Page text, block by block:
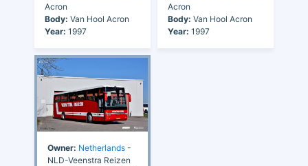
Acron
Body: Van Hool Acron
Year: 1997
Acron
Body: Van Hool Acron
Year: 1997
Owner: Netherlands -
NLD-Veenstra Reizen